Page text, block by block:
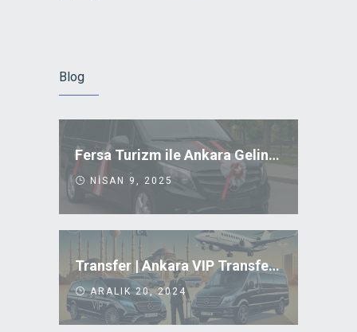
Blog
Fersa Turizm ile Ankara Gelin Arabası Kiralama
NISAN 9, 2025
Transfer | Ankara VIP Transfer Uygun Fiyatlar
ARALIK 20, 2024